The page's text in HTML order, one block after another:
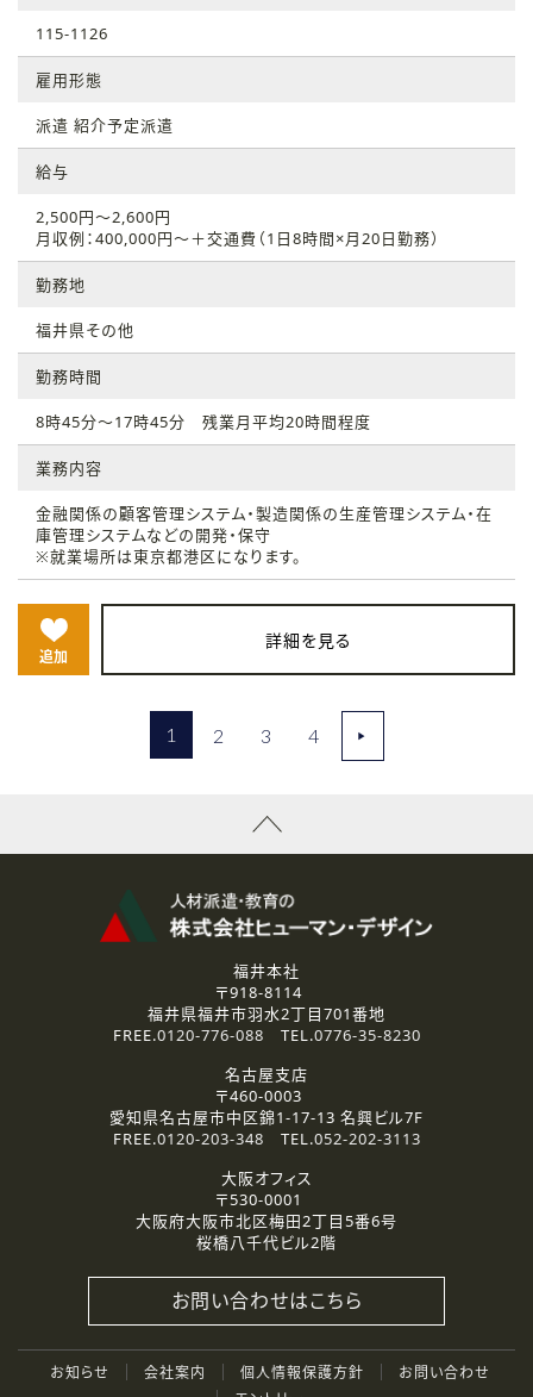
115-1126
雇用形態
派遣 紹介予定派遣
給与
2,500円～2,600円
月収例：400,000円～＋交通費（1日8時間×月20日勤務）
勤務地
福井県その他
勤務時間
8時45分～17時45分 残業月平均20時間程度
業務内容
金融関係の顧客管理システム・製造関係の生産管理システム・在
庫管理システムなどの開発・保守
※就業場所は東京都港区になります。
追加
詳細を見る
1 2 3 4 ▶
福井本社
〒918-8114
福井県福井市羽水2丁目701番地
FREE.0120-776-088 TEL.0776-35-8230
名古屋支店
〒460-0003
愛知県名古屋市中区錦1-17-13 名興ビル7F
FREE.0120-203-348 TEL.052-202-3113
大阪オフィス
〒530-0001
大阪府大阪市北区梅田2丁目5番6号
桜橋八千代ビル2階
お問い合わせはこちら
お知らせ 会社案内 個人情報保護方針
お問い合わせ